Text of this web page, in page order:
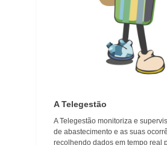
A Telegestão
A Telegestão monitoriza e
de abastecimento e as suas
recolhendo dados em tempo real